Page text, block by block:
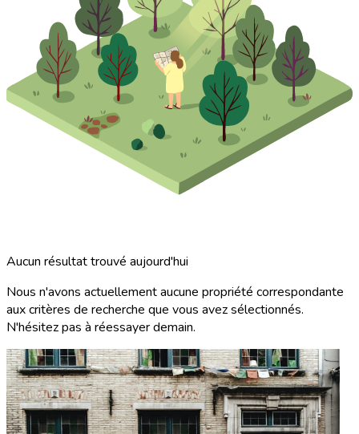
Aucun résultat trouvé aujourd'hui
Nous n'avons actuellement aucune propriété correspondante
aux critères de recherche que vous avez sélectionnés.
N'hésitez pas à réessayer demain.